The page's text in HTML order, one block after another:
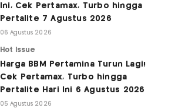
Ini, Cek Pertamax, Turbo hingga
Pertalite 7 Agustus 2026
06 Agustus 2026
Hot Issue
Harga BBM Pertamina Turun Lagi!
Cek Pertamax, Turbo hingga
Pertalite Hari Ini 6 Agustus 2026
05 Agustus 2026